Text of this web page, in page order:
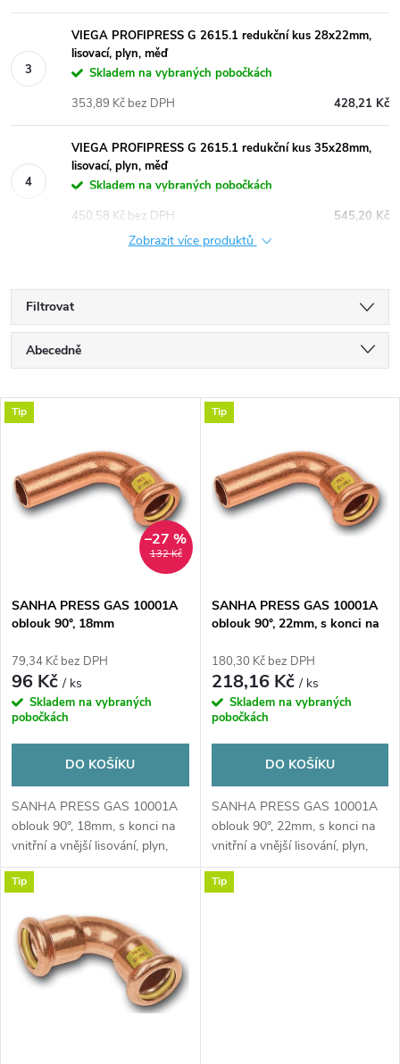
VIEGA PROFIPRESS G 2615.1 redukční kus 28x22mm,
lisovací, plyn, měď
Skladem na vybraných pobočkách
428,21 Kč
353,89 Kč bez DPH
VIEGA PROFIPRESS G 2615.1 redukční kus 35x28mm,
lisovací, plyn, měď
Skladem na vybraných pobočkách
545,20 Kč
450,58 Kč bez DPH
Zobrazit více produktů
Filtrovat
Ř
a
e
n
p
r
o
d
u
k
t
ů
Abecedně
Nejdražší
Nejprodávanější
V
ý
p
s
p
r
o
d
u
k
t
ů
Tip
132 Kč
–27 %
SANHA PRESS GAS 10001A
oblouk 90°, 18mm
79,34 Kč bez DPH
96 Kč/ ks
Skladem na vybraných
pobočkách
DO KOŠÍKU
SANHA PRESS GAS 10001A
oblouk 90°, 18mm, s konci na
vnitřní a vnější lisování, plyn,
měď
Tip
SANHA PRESS GAS 10001A
oblouk 90°, 22mm, s konci na
měď
180,30 Kč bez DPH
218,16 Kč/ ks
Skladem na vybraných
pobočkách
DO KOŠÍKU
SANHA PRESS GAS 10001A
oblouk 90°, 22mm, s konci na
vnitřní a vnější lisování, plyn,
měď
Tip Tip